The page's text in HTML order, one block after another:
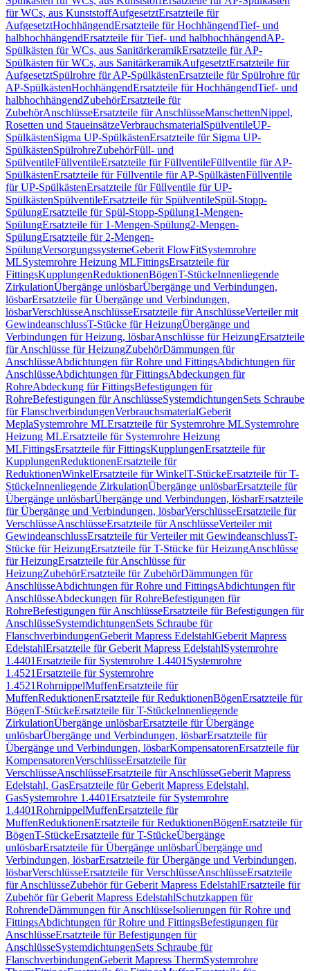
für WCs, aus KunststoffAufgesetztErsatzteile für
AufgesetztHochhängendErsatzteile für HochhängendTief- und
halbhochhängendErsatzteile für Tief- und halbhochhängendAP-
Spülkästen für WCs, aus SanitärkeramikErsatzteile für AP-
Spülkästen für WCs, aus SanitärkeramikAufgesetztErsatzteile für
AufgesetztSpülrohre für AP-SpülkästenErsatzteile für Spülrohre für
AP-SpülkästenHochhängendErsatzteile für HochhängendTief- und
halbhochhängendZubehörErsatzteile für
ZubehörAnschlüsseErsatzteile für AnschlüsseManschettenNippel,
Rosetten und StaueinsätzeVerbrauchsmaterialSpülventileUP-
SpülkästenSigma UP-SpülkästenErsatzteile für Sigma UP-
SpülkästenSpülrohreZubehörFüll- und
SpülventileFüllventileErsatzteile für FüllventileFüllventile für AP-
SpülkästenErsatzteile für Füllventile für AP-SpülkästenFüllventile
für UP-SpülkästenErsatzteile für Füllventile für UP-
SpülkästenSpülventileErsatzteile für SpülventileSpül-Stopp-
SpülungErsatzteile für Spül-Stopp-Spülung1-Mengen-
SpülungErsatzteile für 1-Mengen-Spülung2-Mengen-
SpülungErsatzteile für 2-Mengen-
SpülungVersorgungssystemeGeberit FlowFitSystemrohre
MLSystemrohre Heizung MLFittingsErsatzteile für
FittingsKupplungenReduktionenBögenT-StückeInnenliegende
ZirkulationÜbergänge unlösbarÜbergänge und Verbindungen,
lösbarErsatzteile für Übergänge und Verbindungen,
lösbarVerschlüsseAnschlüsseErsatzteile für AnschlüsseVerteiler mit
GewindeanschlussT-Stücke für HeizungÜbergänge und
Verbindungen für Heizung, lösbarAnschlüsse für HeizungErsatzteile
für Anschlüsse für HeizungZubehörDämmungen für
AnschlüsseAbdichtungen für Rohre und FittingsAbdichtungen für
AnschlüsseAbdichtungen für FittingsAbdeckungen für
RohreAbdeckung für FittingsBefestigungen für
RohreBefestigungen für AnschlüsseSystemdichtungenSets Schraube
für FlanschverbindungenVerbrauchsmaterialGeberit
MeplaSystemrohre MLErsatzteile für Systemrohre MLSystemrohre
Heizung MLErsatzteile für Systemrohre Heizung
MLFittingsErsatzteile für FittingsKupplungenErsatzteile für
KupplungenReduktionenErsatzteile für
ReduktionenWinkelErsatzteile für WinkelT-StückeErsatzteile für T-
StückeInnenliegende ZirkulationÜbergänge unlösbarErsatzteile für
Übergänge unlösbarÜbergänge und Verbindungen, lösbarErsatzteile
für Übergänge und Verbindungen, lösbarVerschlüsseErsatzteile für
VerschlüsseAnschlüsseErsatzteile für AnschlüsseVerteiler mit
GewindeanschlussErsatzteile für Verteiler mit GewindeanschlussT-
Stücke für HeizungErsatzteile für T-Stücke für HeizungAnschlüsse
für HeizungErsatzteile für Anschlüsse für
HeizungZubehörErsatzteile für ZubehörDämmungen für
AnschlüsseAbdichtungen für Rohre und FittingsAbdichtungen für
AnschlüsseAbdeckungen für RohreBefestigungen für
RohreBefestigungen für AnschlüsseErsatzteile für Befestigungen für
AnschlüsseSystemdichtungenSets Schraube für
FlanschverbindungenGeberit Mapress EdelstahlGeberit Mapress
EdelstahlErsatzteile für Geberit Mapress EdelstahlSystemrohre
1.4401Ersatzteile für Systemrohre 1.4401 Systemrohre
1.4521Ersatzteile für Systemrohre
1.4521RohrnippelMuffenErsatzteile für
MuffenReduktionenErsatzteile für ReduktionenBögenErsatzteile für
BögenT-StückeErsatzteile für T-StückeInnenliegende
ZirkulationÜbergänge unlösbarErsatzteile für Übergänge
unlösbarÜbergänge und Verbindungen, lösbarErsatzteile für
Übergänge und Verbindungen, lösbarKompensatorenErsatzteile für
KompensatorenVerschlüsseErsatzteile für
VerschlüsseAnschlüsseErsatzteile für AnschlüsseGeberit Mapress
Edelstahl, GasErsatzteile für Geberit Mapress Edelstahl,
GasSystemrohre 1.4401Ersatzteile für Systemrohre
1.4401RohrnippelMuffenErsatzteile für
MuffenReduktionenErsatzteile für ReduktionenBögenErsatzteile für
BögenT-StückeErsatzteile für T-StückeÜbergänge
unlösbarErsatzteile für Übergänge unlösbarÜbergänge und
Verbindungen, lösbarErsatzteile für Übergänge und Verbindungen,
lösbarVerschlüsseErsatzteile für VerschlüsseAnschlüsseErsatzteile
für AnschlüsseZubehör für Geberit Mapress EdelstahlErsatzteile für
Zubehör für Geberit Mapress EdelstahlSchutzkappen für
RohrendeDämmungen für AnschlüsseIsolierungen für Rohre und
FittingsAbdichtungen für Rohre und FittingsBefestigungen für
AnschlüsseErsatzteile für Befestigungen für
AnschlüsseSystemdichtungenSets Schraube für
FlanschverbindungenGeberit Mapress ThermSystemrohre